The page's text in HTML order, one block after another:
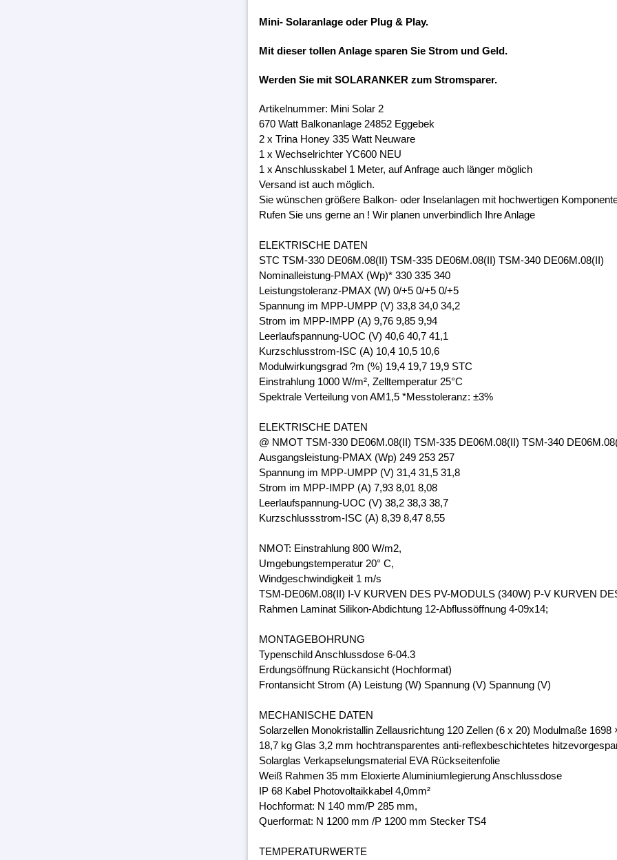
Mini- Solaranlage oder Plug & Play.
Mit dieser tollen Anlage sparen Sie Strom und Geld.
Werden Sie mit SOLARANKER zum Stromsparer.
Artikelnummer: Mini Solar 2
670 Watt Balkonanlage 24852 Eggebek
2 x Trina Honey 335 Watt Neuware
1 x Wechselrichter YC600 NEU
1 x Anschlusskabel 1 Meter, auf Anfrage auch länger möglich
Versand ist auch möglich.
Sie wünschen größere Balkon- oder Inselanlagen mit hochwertigen
Rufen Sie uns gerne an ! Wir planen unverbindlich Ihre Anlage
ELEKTRISCHE DATEN
STC TSM-330 DE06M.08(II) TSM-335 DE06M.08(II) TSM-340 DE06M.08(II)
Nominalleistung-PMAX (Wp)* 330 335 340
Leistungstoleranz-PMAX (W) 0/+5 0/+5 0/+5
Spannung im MPP-UMPP (V) 33,8 34,0 34,2
Strom im MPP-IMPP (A) 9,76 9,85 9,94
Leerlaufspannung-UOC (V) 40,6 40,7 41,1
Kurzschlusstrom-ISC (A) 10,4 10,5 10,6
Modulwirkungsgrad ?m (%) 19,4 19,7 19,9 STC
Einstrahlung 1000 W/m², Zelltemperatur 25°C
Spektrale Verteilung von AM1,5 *Messtoleranz: ±3%
ELEKTRISCHE DATEN
@ NMOT TSM-330 DE06M.08(II) TSM-335 DE06M.08(II) TSM-340
Ausgangsleistung-PMAX (Wp) 249 253 257
Spannung im MPP-UMPP (V) 31,4 31,5 31,8
Strom im MPP-IMPP (A) 7,93 8,01 8,08
Leerlaufspannung-UOC (V) 38,2 38,3 38,7
Kurzschlussstrom-ISC (A) 8,39 8,47 8,55
NMOT: Einstrahlung 800 W/m2,
Umgebungstemperatur 20° C,
Windgeschwindigkeit 1 m/s
TSM-DE06M.08(II) I-V KURVEN DES PV-MODULS (340W) P-V KURVEN
Rahmen Laminat Silikon-Abdichtung 12-Abflussöffnung 4-09x14;
MONTAGEBOHRUNG
Typenschild Anschlussdose 6-04.3
Erdungsöffnung Rückansicht (Hochformat)
Frontansicht Strom (A) Leistung (W) Spannung (V) Spannung (V)
MECHANISCHE DATEN
Solarzellen Monokristallin Zellausrichtung 120 Zellen (6 x 20) Modulmaße
18,7 kg Glas 3,2 mm hochtransparentes anti-reflexbeschichtetes
Solarglas Verkapselungsmaterial EVA Rückseitenfolie
Weiß Rahmen 35 mm Eloxierte Aluminiumlegierung Anschlussdose
IP 68 Kabel Photovoltaikkabel 4,0mm²
Hochformat: N 140 mm/P 285 mm,
Querformat: N 1200 mm /P 1200 mm Stecker TS4
TEMPERATURWERTE